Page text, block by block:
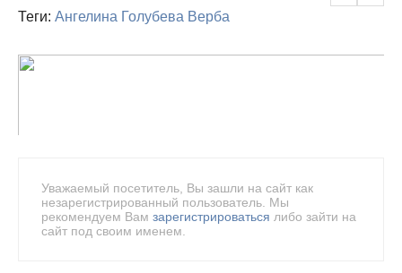
Теги: Ангелина Голубева Верба
Уважаемый посетитель, Вы зашли на сайт как
незарегистрированный пользователь. Мы
рекомендуем Вам зарегистрироваться либо зайти на
сайт под своим именем.